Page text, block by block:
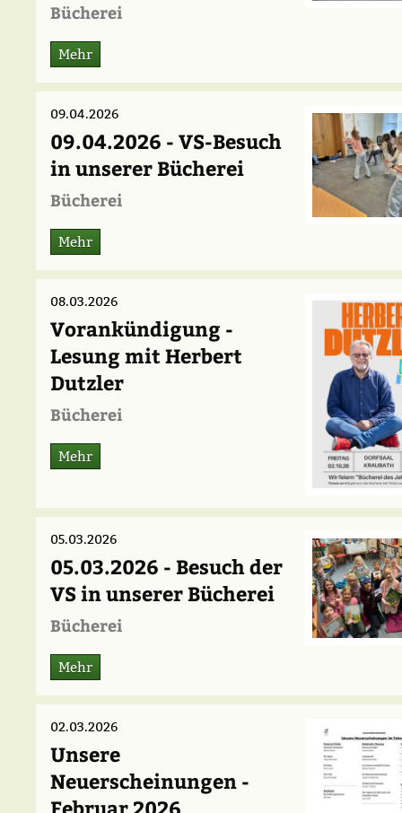
Bücherei
Mehr
09.04.2026
09.04.2026 - VS-Besuch
in unserer Bücherei
Bücherei
Mehr
08.03.2026
Vorankündigung -
Lesung mit Herbert
Dutzler
Bücherei
Mehr
05.03.2026
05.03.2026 - Besuch der
VS in unserer Bücherei
Bücherei
Mehr
02.03.2026
Unsere
Neuerscheinungen -